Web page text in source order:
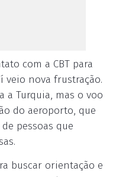
com a CBT para
veio nova frustração.
a Turquia, mas o voo
do aeroporto, que
pessoas que
buscar orientação e